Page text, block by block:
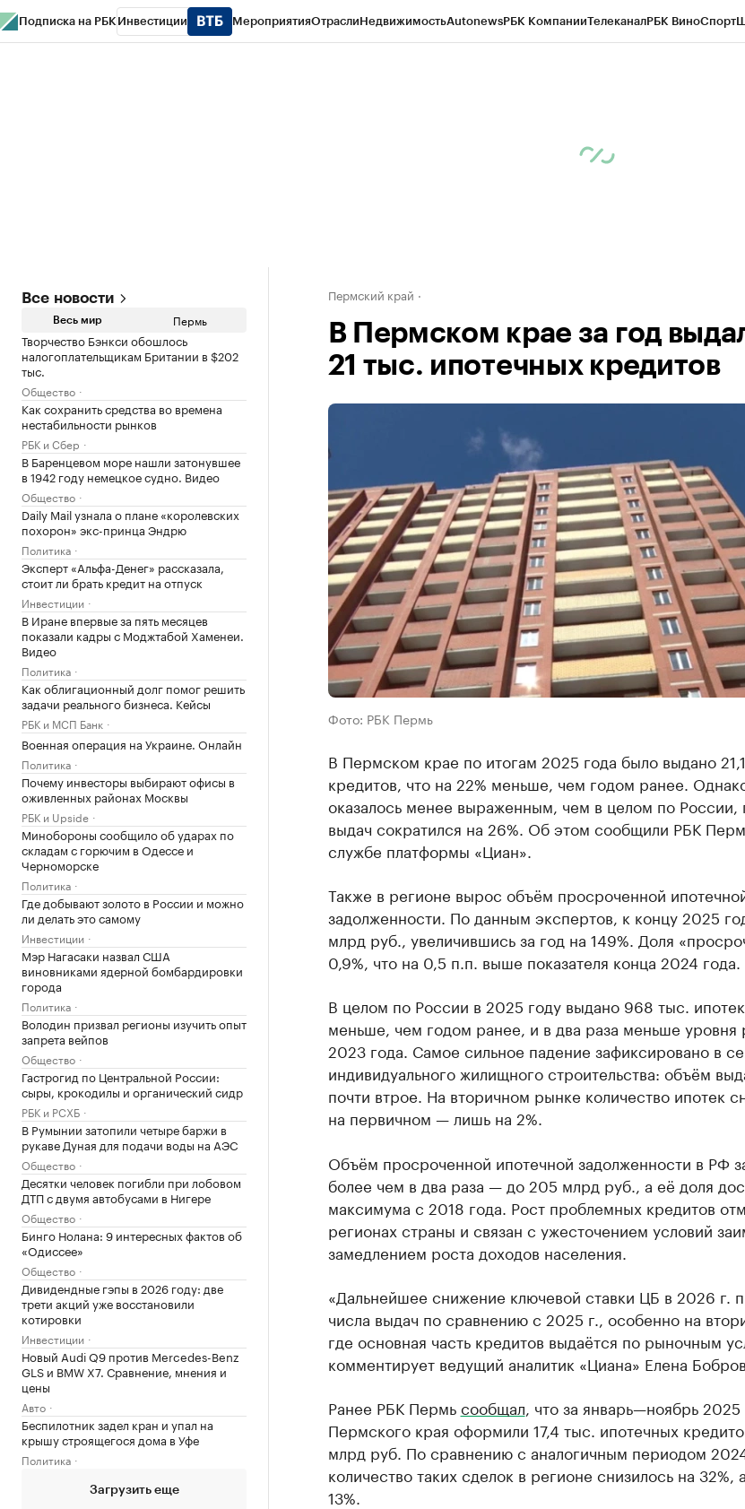
Подписка на РБК Инвестиции МероприятияОтраслиНедвижимостьAutonewsРБК КомпанииТелеканалРБК ВиноСпорт
Все новости
Весь мир Пермь
Творчество Бэнкси обошлось
налогоплательщикам Британии в $202
тыс.
Общество
Как сохранить средства во времена
нестабильности рынков
РБК и Сбер
В Баренцевом море нашли затонувшее
в 1942 году немецкое судно. Видео
Общество
Daily Mail узнала о плане «королевских
похорон» экс-принца Эндрю
Политика
Эксперт «Альфа-Денег» рассказала,
стоит ли брать кредит на отпуск
Инвестиции
В Иране впервые за пять месяцев
показали кадры с Моджтабой Хаменеи.
Видео
Политика
Как облигационный долг помог решить
задачи реального бизнеса. Кейсы
РБК и МСП Банк
Военная операция на Украине. Онлайн
Политика
Почему инвесторы выбирают офисы в
оживленных районах Москвы
РБК и Upside
Минобороны сообщило об ударах по
складам с горючим в Одессе и
Черноморске
Политика
Где добывают золото в России и можно
ли делать это самому
Инвестиции
Мэр Нагасаки назвал США
виновниками ядерной бомбардировки
города
Политика
Володин призвал регионы изучить опыт
запрета вейпов
Общество
Гастрогид по Центральной России:
сыры, крокодилы и органический сидр
РБК и РСХБ
В Румынии затопили четыре баржи в
рукаве Дуная для подачи воды на АЭС
Общество
Десятки человек погибли при лобовом
ДТП с двумя автобусами в Нигере
Общество
Бинго Нолана: 9 интересных фактов об
«Одиссее»
Общество
Дивидендные гэпы в 2026 году: две
трети акций уже восстановили
котировки
Инвестиции
Новый Audi Q9 против Mercedes-Benz
GLS и BMW X7. Сравнение, мнения и
цены
Авто
Беспилотник задел кран и упал на
крышу строящегося дома в Уфе
Политика
Загрузить еще
Пермский край
В Пермском крае за год
21 тыс. ипотечных кредитов
Фото: РБК Пермь
В Пермском крае по итогам 2025 года было выдано
кредитов, что на 22% меньше, чем годом ранее.
оказалось менее выраженным, чем в целом по России,
выдач сократился на 26%. Об этом сообщили РБК
службе платформы «Циан».
Также в регионе вырос объём просроченной
задолженности. По данным экспертов, к концу 2025
млрд руб., увеличившись за год на 149%. Доля
0,9%, что на 0,5 п.п. выше показателя конца 2024 года.
В целом по России в 2025 году выдано 968 тыс.
меньше, чем годом ранее, и в два раза меньше уровня
2023 года. Самое сильное падение зафиксировано в
индивидуального жилищного строительства: объём
почти втрое. На вторичном рынке количество ипотек
на первичном — лишь на 2%.
Объём просроченной ипотечной задолженности в РФ
более чем в два раза — до 205 млрд руб., а её доля
максимума с 2018 года. Рост проблемных кредитов
регионах страны и связан с ужесточением условий
замедлением роста доходов населения.
«Дальнейшее снижение ключевой ставки ЦБ в 2026 г.
числа выдач по сравнению с 2025 г., особенно на
где основная часть кредитов выдаётся по рыночным
комментирует ведущий аналитик «Циана» Елена
Ранее РБК Пермьсообщал , что за январь—ноябрь
Пермского края оформили 17,4 тыс. ипотечных
млрд руб. По сравнению с аналогичным периодом
количество таких сделок в регионе снизилось на
13%.